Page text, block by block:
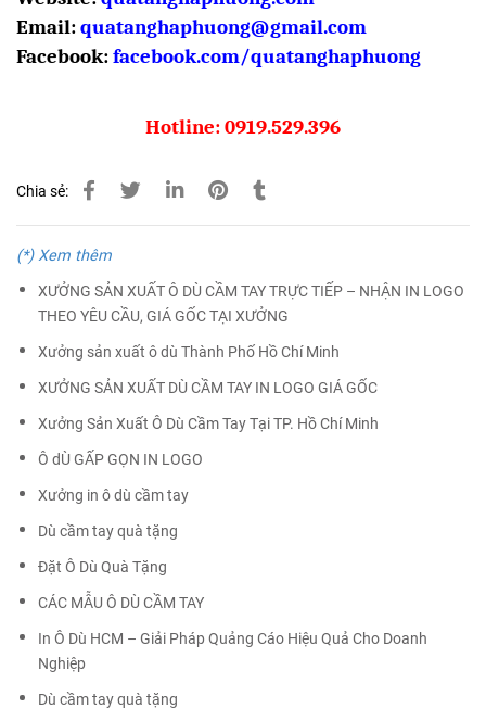
Email:quatanghaphuong@gmail.com
Facebook:facebook.com/quatanghaphuong
Hotline: 0919.529.396
Chia sẻ:
(*) Xem thêm
XƯỞNG SẢN XUẤT Ô DÙ CẦM TAY TRỰC TIẾP – NHẬN IN LOGO
THEO YÊU CẦU, GIÁ GỐC TẠI XƯỞNG
Xưởng sản xuất ô dù Thành Phố Hồ Chí Minh
XƯỞNG SẢN XUẤT DÙ CẦM TAY IN LOGO GIÁ GỐC
Xưởng Sản Xuất Ô Dù Cầm Tay Tại TP. Hồ Chí Minh
Ô dÙ GẤP GỌN IN LOGO
Xưởng in ô dù cầm tay
Dù cầm tay quà tặng
Đặt Ô Dù Quà Tặng
CÁC MẪU Ô DÙ CẦM TAY
In Ô Dù HCM – Giải Pháp Quảng Cáo Hiệu Quả Cho Doanh
Nghiệp
Dù cầm tay quà tặng